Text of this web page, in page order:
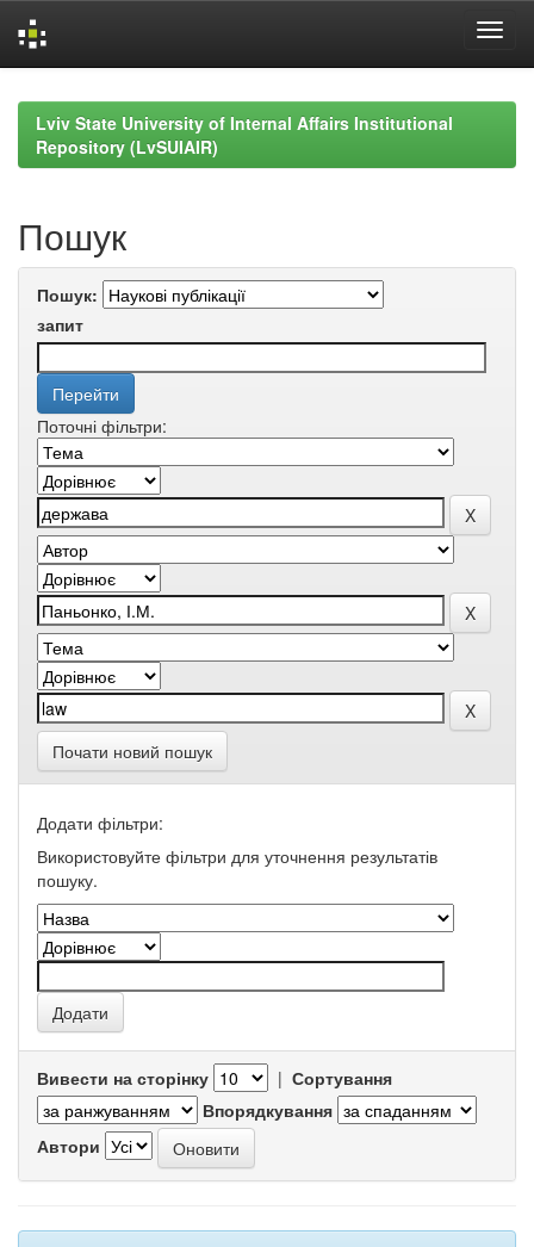
navigationLviv State University of Internal Affairs Institutional
Repository (LvSUIAIR)
Пошук
Пошук:
запит
Поточні фільтри:
Почати новий пошук
Додати фільтри:
Використовуйте фільтри для уточнення результатів
пошуку.
Вивести на сторінку | Сортування
Впорядкування
Автори